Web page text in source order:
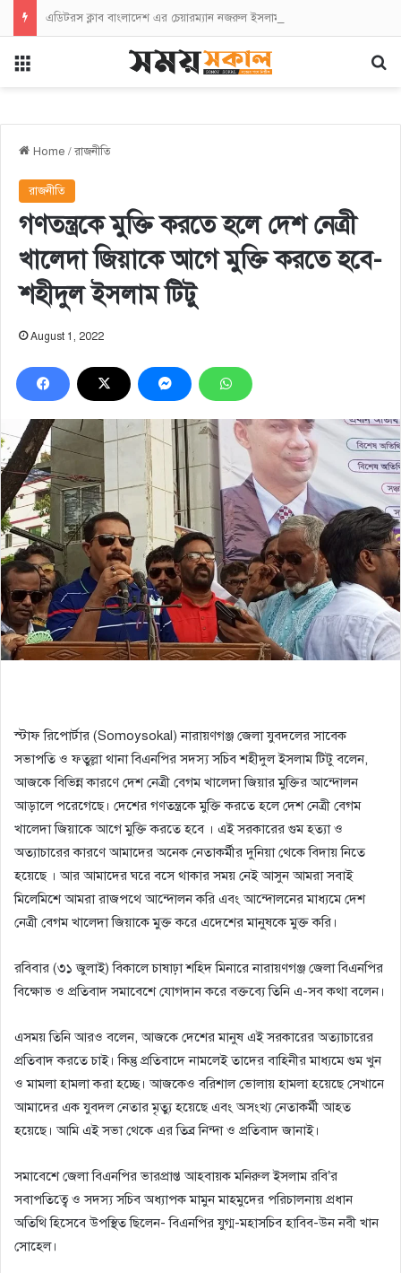
Home /রাজনীতি
রাজনীতি
গণতন্ত্রকে মুক্তি করতে হলে দেশ নেত্রী
খালেদা জিয়াকে আগে মুক্তি করতে হবে-
শহীদুল ইসলাম টিটু
August 1, 2022
স্টাফ রিপোর্টার (Somoysokal) নারায়ণগঞ্জ জেলা যুবদলের সাবেক
সভাপতি ও ফতুল্লা থানা বিএনপির সদস্য সচিব শহীদুল ইসলাম টিটু বলেন,
আজকে বিভিন্ন কারণে দেশ নেত্রী বেগম খালেদা জিয়ার মুক্তির আন্দোলন
আড়ালে পরেগেছে। দেশের গণতন্ত্রকে মুক্তি করতে হলে দেশ নেত্রী বেগম
খালেদা জিয়াকে আগে মুক্তি করতে হবে । এই সরকারের গুম হত্যা ও
অত্যাচারের কারণে আমাদের অনেক নেতাকর্মীর দুনিয়া থেকে বিদায় নিতে
হয়েছে । আর আমাদের ঘরে বসে থাকার সময় নেই আসুন আমরা সবাই
মিলেমিশে আমরা রাজপথে আন্দোলন করি এবং আন্দোলনের মাধ্যমে দেশ
নেত্রী বেগম খালেদা জিয়াকে মুক্ত করে এদেশের মানুষকে মুক্ত করি।
রবিবার (৩১ জুলাই) বিকালে চাষাঢ়া শহিদ মিনারে নারায়ণগঞ্জ জেলা বিএনপির
বিক্ষোভ ও প্রতিবাদ সমাবেশে যোগদান করে বক্তব্যে তিনি এ-সব কথা বলেন।
এসময় তিনি আরও বলেন, আজকে দেশের মানুষ এই সরকারের অত্যাচারের
প্রতিবাদ করতে চাই। কিন্তু প্রতিবাদে নামলেই তাদের বাহিনীর মাধ্যমে গুম খুন
ও মামলা হামলা করা হচ্ছে। আজকেও বরিশাল ভোলায় হামলা হয়েছে সেখানে
আমাদের এক যুবদল নেতার মৃত্যু হয়েছে এবং অসংখ্য নেতাকর্মী আহত
হয়েছে। আমি এই সভা থেকে এর তিব্র নিন্দা ও প্রতিবাদ জানাই।
সমাবেশে জেলা বিএনপির ভারপ্রাপ্ত আহবায়ক মনিরুল ইসলাম রবি’র
সবাপতিত্বে ও সদস্য সচিব অধ‍্যাপক মামুন মাহমুদের পরিচালনায় প্রধান
অতিথি হিসেবে উপস্থিত ছিলেন- বিএনপির যুগ্ম-মহাসচিব হাবিব-উন নবী খান
সোহেল।